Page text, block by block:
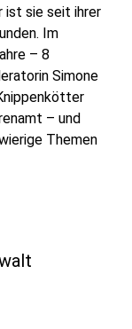
ist sie seit ihrer
Im
– 8
Simone
– und
Themen